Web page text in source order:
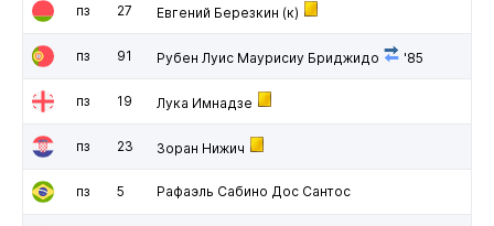
пз 27 Евгений Березкин (к)
пз 91 Рубен Луис Маурисиу Бриджидо '85
пз 19 Лука Имнадзе
пз 23 Зоран Нижич
пз 5 Рафаэль Сабино Дос Сантос